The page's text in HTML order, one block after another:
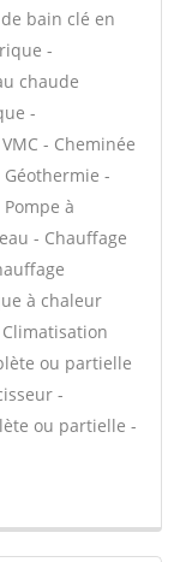
bain clé en
-
chaude
-
- Cheminée
-
à
- Chauffage
à chaleur
ou partielle
-
ou partielle -